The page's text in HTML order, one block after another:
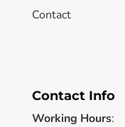
Contact
Contact Info
Working Hours: